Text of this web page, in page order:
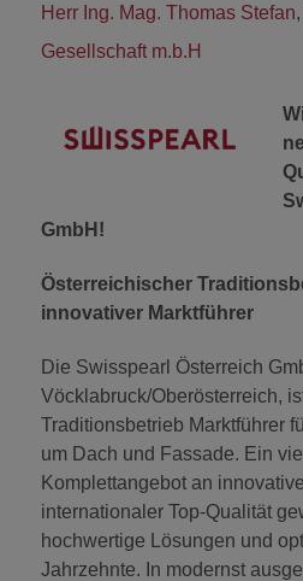
Herr Ing. Mag. Thomas Stefan,
Gesellschaft m.b.H
GmbH!
Österreichischer
innovativer Marktführer
Die Swisspearl Österreich
Vöcklabruck/Oberösterreich,
Traditionsbetrieb Marktführer
um Dach und Fassade. Ein
Komplettangebot an
internationaler Top-Qualität
hochwertige Lösungen und
Jahrzehnte. In modernst